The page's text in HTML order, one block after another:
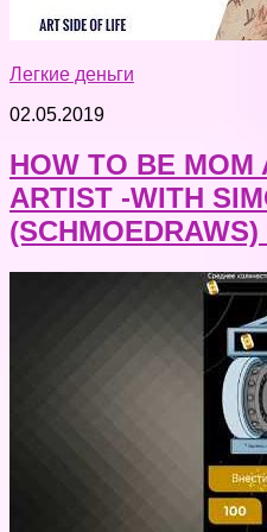
Легкие деньги
02.05.2019
HOW TO BE MOM
ARTIST -WITH